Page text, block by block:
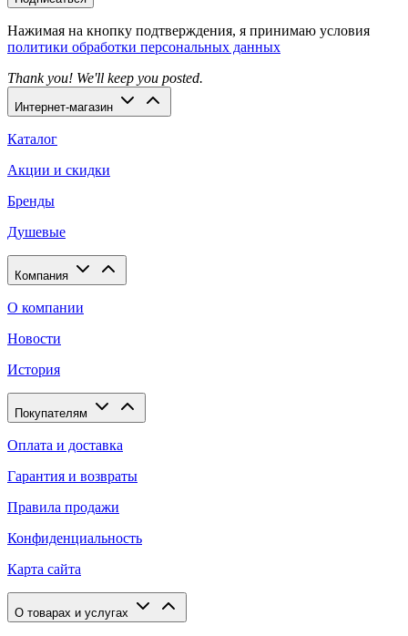
Нажимая на кнопку подтверждения, я принимаю условия
политики обработки персональных данных
Thank you! We'll keep you posted.
Интернет-магазин
Каталог
Акции и скидки
Бренды
Душевые
Компания
О компании
Новости
История
Покупателям
Оплата и доставка
Гарантия и возвраты
Правила продажи
Конфиденциальность
Карта сайта
О товарах и услугах